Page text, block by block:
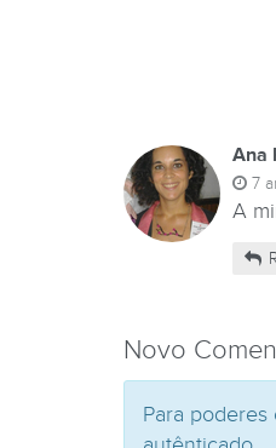
Ana
7
A
Novo
Para